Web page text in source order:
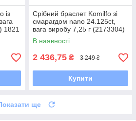
із
1821
Срібний браслет Komilfo зі
смарагдом nano 24.125ct,
вага виробу 7,25 г (2173304)
1720 розмір
В наявності
2 436,75 ₴ 3 249 ₴
Купити
ще